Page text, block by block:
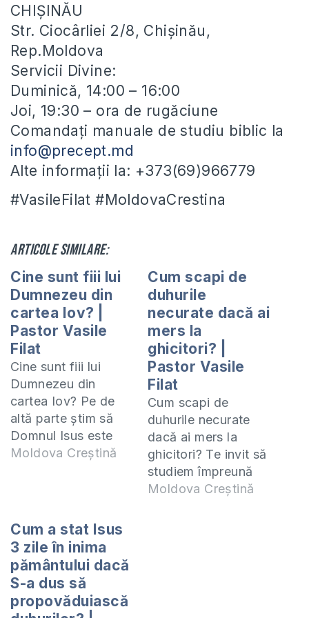
CHIȘINĂU
Str. Ciocârliei 2/8, Chișinău,
Rep.Moldova
Servicii Divine:
Duminică, 14:00 – 16:00
Joi, 19:30 – ora de rugăciune
Comandați manuale de studiu biblic la
info@precept.md
Alte informații la: +373(69)966779
#VasileFilat #MoldovaCrestina
Articole similare:
Cine sunt fiii lui
Dumnezeu din
cartea Iov? |
Pastor Vasile
Filat
Cine sunt fiii lui
Dumnezeu din
cartea Iov? Pe de
altă parte știm să
Domnul Isus este
numit singurul Fiu al
împreună epistola 2
Corinteni. Studiul
acesta îl predau
online (ZOOM) în
fiecare zi de
miercuri la orele
Moldova Creștină
Cum scapi de
duhurile
necurate dacă ai
mers la
ghicitori? |
Pastor Vasile
Filat
Cum scapi de
duhurile necurate
dacă ai mers la
ghicitori? Te invit să
studiem împreună
epistola 2 Corinteni.
Moldova Creștină
Cum a stat Isus
3 zile în inima
pământului dacă
S-a dus să
propovăduiască